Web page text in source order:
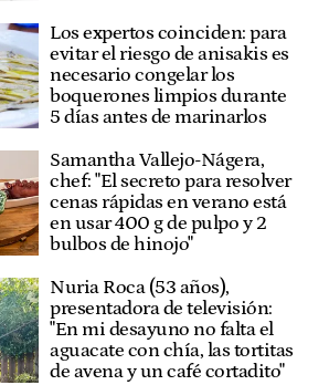
Los expertos coinciden: para
evitar el riesgo de anisakis es
necesario congelar los
boquerones limpios durante
5 días antes de marinarlos
Samantha Vallejo-Nágera,
chef: "El secreto para resolver
cenas rápidas en verano está
en usar 400 g de pulpo y 2
bulbos de hinojo"
Nuria Roca (53 años),
presentadora de televisión:
"En mi desayuno no falta el
aguacate con chía, las tortitas
de avena y un café cortadito"